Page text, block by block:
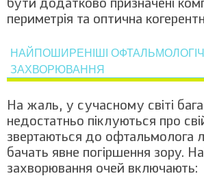
Комплексна діагностика зору для
дітей з консультацією лікаря-
зору, авторефрактометрія,
біомікроскопія, безконтактна
офтальмоскопія, консультація з
Опис ОКТ
бути додатково призначені
периметрія та оптична
НАЙПОШИРЕНІШІ
ЗАХВОРЮВАННЯ
На жаль, у сучасному світі
недостатньо піклуються про свій
звертаються до офтальмолога
бачать явне погіршення зору.
захворювання очей включають: